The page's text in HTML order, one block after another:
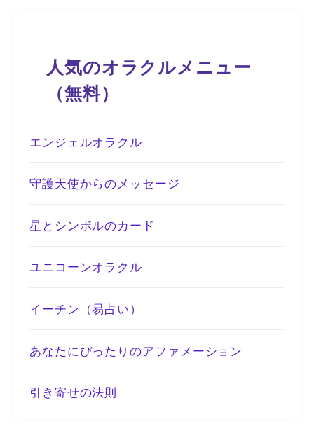
人気のオラクルメニュー
（無料）
エンジェルオラクル
守護天使からのメッセージ
星とシンボルのカード
ユニコーンオラクル
イーチン（易占い）
あなたにぴったりのアファメーション
引き寄せの法則